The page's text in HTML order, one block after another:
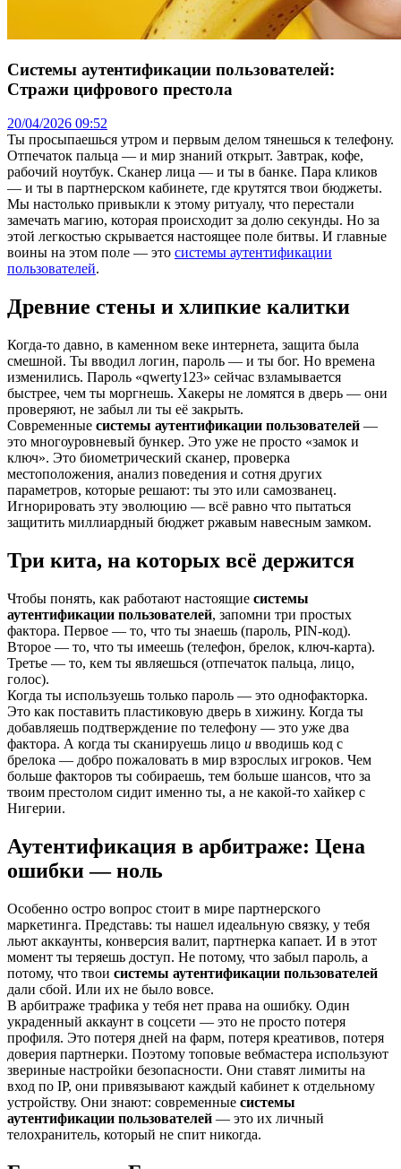
Системы аутентификации пользователей:
Стражи цифрового престола
20/04/2026 09:52
Ты просыпаешься утром и первым делом тянешься к телефону.
Отпечаток пальца — и мир знаний открыт. Завтрак, кофе,
рабочий ноутбук. Сканер лица — и ты в банке. Пара кликов
— и ты в партнерском кабинете, где крутятся твои бюджеты.
Мы настолько привыкли к этому ритуалу, что перестали
замечать магию, которая происходит за долю секунды. Но за
этой легкостью скрывается настоящее поле битвы. И главные
воины на этом поле — это системы аутентификации
пользователей.
Древние стены и хлипкие калитки
Когда-то давно, в каменном веке интернета, защита была
смешной. Ты вводил логин, пароль — и ты бог. Но времена
изменились. Пароль «qwerty123» сейчас взламывается
быстрее, чем ты моргнешь. Хакеры не ломятся в дверь — они
проверяют, не забыл ли ты её закрыть.
Современные системы аутентификации пользователей —
это многоуровневый бункер. Это уже не просто «замок и
ключ». Это биометрический сканер, проверка
местоположения, анализ поведения и сотня других
параметров, которые решают: ты это или самозванец.
Игнорировать эту эволюцию — всё равно что пытаться
защитить миллиардный бюджет ржавым навесным замком.
Три кита, на которых всё держится
Чтобы понять, как работают настоящие системы
аутентификации пользователей, запомни три простых
фактора. Первое — то, что ты знаешь (пароль, PIN-код).
Второе — то, что ты имеешь (телефон, брелок, ключ-карта).
Третье — то, кем ты являешься (отпечаток пальца, лицо,
голос).
Когда ты используешь только пароль — это однофакторка.
Это как поставить пластиковую дверь в хижину. Когда ты
добавляешь подтверждение по телефону — это уже два
фактора. А когда ты сканируешь лицо и вводишь код с
брелока — добро пожаловать в мир взрослых игроков. Чем
больше факторов ты собираешь, тем больше шансов, что за
твоим престолом сидит именно ты, а не какой-то хайкер с
Нигерии.
Аутентификация в арбитраже: Цена
ошибки — ноль
Особенно остро вопрос стоит в мире партнерского
маркетинга. Представь: ты нашел идеальную связку, у тебя
льют аккаунты, конверсия валит, партнерка капает. И в этот
момент ты теряешь доступ. Не потому, что забыл пароль, а
потому, что твои системы аутентификации пользователей
дали сбой. Или их не было вовсе.
В арбитраже трафика у тебя нет права на ошибку. Один
украденный аккаунт в соцсети — это не просто потеря
профиля. Это потеря дней на фарм, потеря креативов, потеря
доверия партнерки. Поэтому топовые вебмастера используют
звериные настройки безопасности. Они ставят лимиты на
вход по IP, они привязывают каждый кабинет к отдельному
устройству. Они знают: современные системы
аутентификации пользователей — это их личный
телохранитель, который не спит никогда.